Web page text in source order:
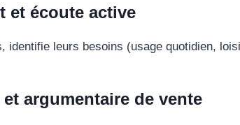
et écoute active
identifie leurs besoins (usage quotidien,
argumentaire de vente